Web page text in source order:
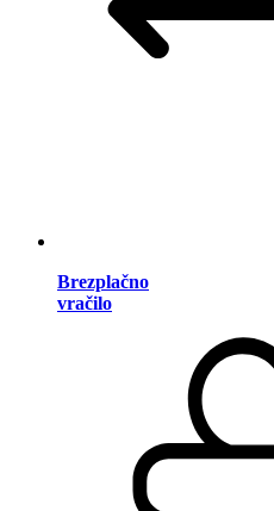
Brezplačno
vračilo